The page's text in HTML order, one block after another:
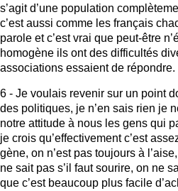
s’agit d’une population
c’est aussi comme les français
parole et c’est vrai que peut-être
homogène ils ont des difficultés
associations essaient de répondre.
6 - Je voulais revenir sur un point
des politiques, je n’en sais rien je
notre attitude à nous les gens qui
je crois qu’effectivement c’est
gène, on n’est pas toujours à
ne sait pas s’il faut sourire, on ne
que c’est beaucoup plus facile